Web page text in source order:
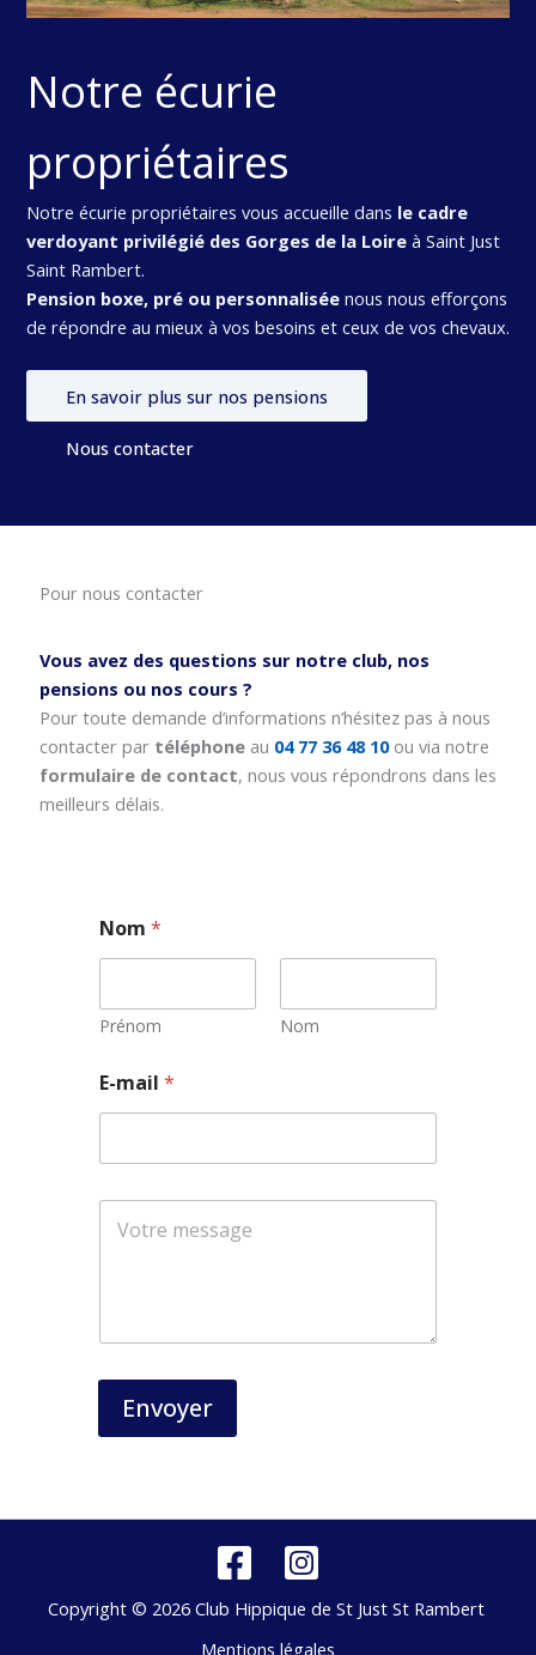
Notre écurie
propriétaires
Notre écurie propriétaires vous accueille dans le cadre
verdoyant privilégié des Gorges de la Loireà Saint Just
Saint Rambert.
Pension boxe, pré ou personnaliséenous nous efforçons
de répondre au mieux à vos besoins et ceux de vos chevaux.
En savoir plus sur nos pensions
Nous contacter
Pour nous contacter
Vous avez des questions sur notre club, nos
pensions ou nos cours ?
Pour toute demande d’informations n’hésitez pas à nous
contacter par téléphoneau 04 77 36 48 10 ou via notre
formulaire de contact, nous vous répondrons dans les
meilleurs délais.
Nom*
Prénom Nom
*
N
m
E-mail*
Envoyer
Copyright © 2026 Club Hippique de St Just St Rambert
Mentions légales